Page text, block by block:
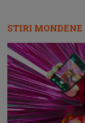
STIRI MONDENE